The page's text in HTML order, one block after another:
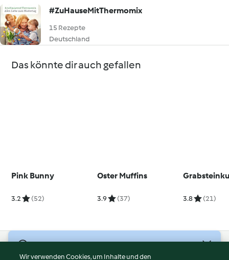
#ZuHauseMitThermomix
15 Rezepte
Deutschland
Das könnte dir auch gefallen
Pink Bunny
3.2 (52)
Oster Muffins
3.9 (37) 3.8 (21)
Wir verwenden Cookies, um Inhalte und den